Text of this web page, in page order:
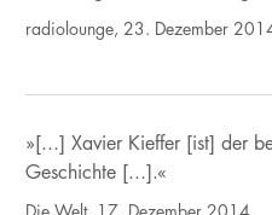
radiolounge, 23. Dezember
»[...] Xavier Kieffer [ist] der
Geschichte [...].«